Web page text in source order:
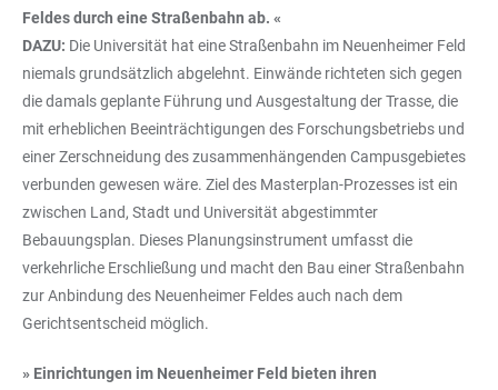
Feldes durch eine Straßenbahn ab. «
DAZU: Die Universität hat eine Straßenbahn im Neuenheimer Feld
niemals grundsätzlich abgelehnt. Einwände richteten sich gegen
die damals geplante Führung und Ausgestaltung der Trasse, die
mit erheblichen Beeinträchtigungen des Forschungsbetriebs und
einer Zerschneidung des zusammenhängenden Campusgebietes
verbunden gewesen wäre. Ziel des Masterplan-Prozesses ist ein
zwischen Land, Stadt und Universität abgestimmter
Bebauungsplan. Dieses Planungsinstrument umfasst die
verkehrliche Erschließung und macht den Bau einer Straßenbahn
zur Anbindung des Neuenheimer Feldes auch nach dem
Gerichtsentscheid möglich.
» Einrichtungen im Neuenheimer Feld bieten ihren